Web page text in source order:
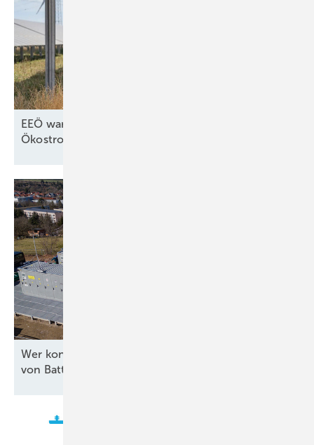
EEÖ warnt vor teuren Strompreisen ohne
Ökostromausbau in
Wer kontrolliert die Software für die Steuerung
von Batteriespeichern?